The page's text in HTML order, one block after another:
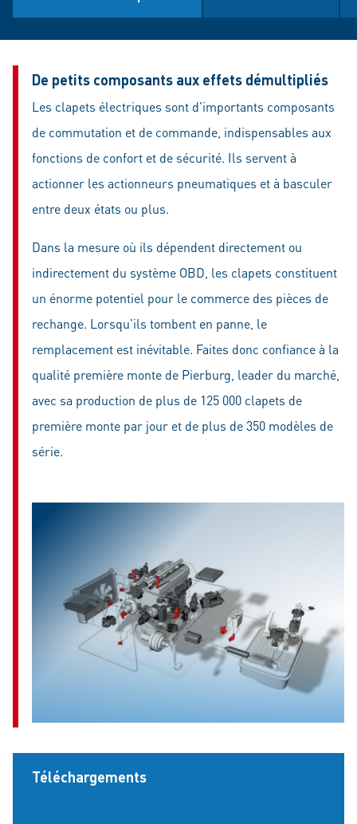
De petits composants aux effets démultipliés
Les clapets électriques sont d'importants composants
de commutation et de commande, indispensables aux
fonctions de confort et de sécurité. Ils servent à
actionner les actionneurs pneumatiques et à basculer
entre deux états ou plus.
Dans la mesure où ils dépendent directement ou
indirectement du système OBD, les clapets constituent
un énorme potentiel pour le commerce des pièces de
rechange. Lorsqu'ils tombent en panne, le
remplacement est inévitable. Faites donc confiance à la
qualité première monte de Pierburg, leader du marché,
avec sa production de plus de 125 000 clapets de
première monte par jour et de plus de 350 modèles de
série.
Téléchargements